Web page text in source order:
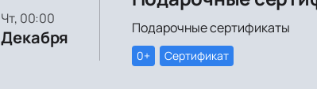
чт, 00:00
Декабря Подарочные сертификаты
0+ Сертификат